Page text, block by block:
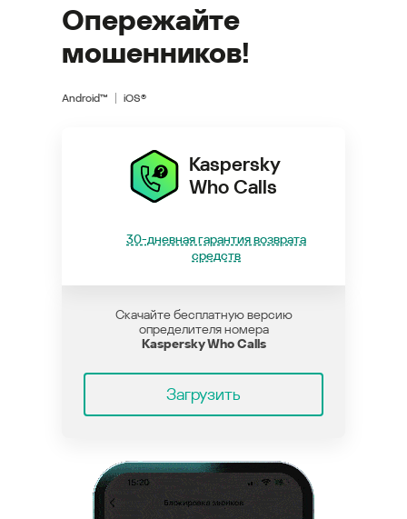
Опережайте
мошенников!
Android™ iOS®
Kaspersky
Who Calls
30-дневная гарантия возврата
средств
Скачайте бесплатную версию
определителя номера
Kaspersky Who Calls
Загрузить